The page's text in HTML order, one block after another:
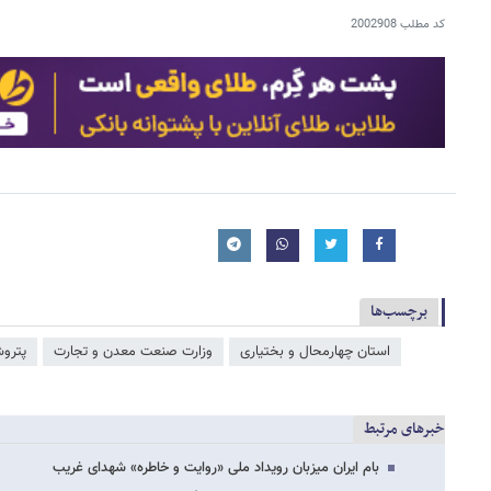
کد مطلب2002908
برچسب‌ها
استان چهارمحال و بختیاری وزارت صنعت معدن و تجارت
خبرهای مرتبط
بام ایران میزبان رویداد ملی «روایت و خاطره» شهدای غریب